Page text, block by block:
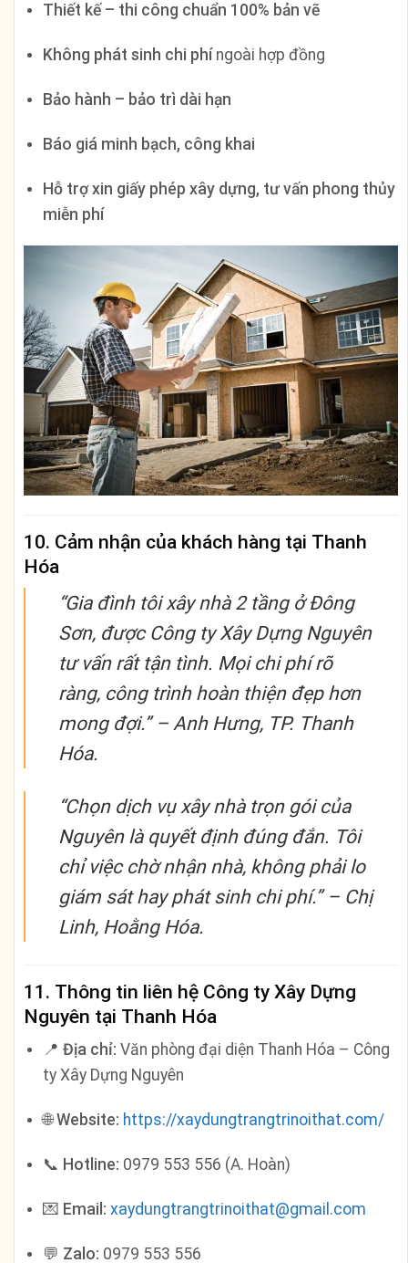
Thiết kế – thi công chuẩn 100% bản vẽ
Không phát sinh chi phíngoài hợp đồng
Bảo hành – bảo trì dài hạn
Báo giá minh bạch, công khai
Hỗ trợ xin giấy phép xây dựng, tư vấn phong thủy
miễn phí
10. Cảm nhận của khách hàng tại Thanh
Hóa
“Gia đình tôi xây nhà 2 tầng ở Đông
Sơn, được Công ty Xây Dựng Nguyên
tư vấn rất tận tình. Mọi chi phí rõ
ràng, công trình hoàn thiện đẹp hơn
mong đợi.” – Anh Hưng, TP. Thanh
Hóa.
“Chọn dịch vụ xây nhà trọn gói của
Nguyên là quyết định đúng đắn. Tôi
chỉ việc chờ nhận nhà, không phải lo
giám sát hay phát sinh chi phí.” – Chị
Linh, Hoằng Hóa.
11. Thông tin liên hệ Công ty Xây Dựng
Nguyên tại Thanh Hóa
📍 Địa chỉ: Văn phòng đại diện Thanh Hóa – Công
ty Xây Dựng Nguyên
🌐Website: https://xaydungtrangtrinoithat.com/
📞 Hotline: 0979 553 556 (A. Hoàn)
💌 Email: xaydungtrangtrinoithat@gmail.com
💬 Zalo: 0979 553 556